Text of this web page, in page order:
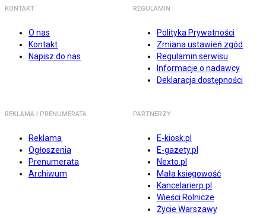
KONTAKT
O nas
Kontakt
Napisz do nas
REGULAMIN
Polityka Prywatności
Zmiana ustawień zgód
Regulamin serwisu
Informacje o nadawcy
Deklaracja dostępności
REKLAMA I PRENUMERATA
Reklama
Ogłoszenia
Prenumerata
Archiwum
PARTNERZY
E-kiosk.pl
E-gazety.pl
Nexto.pl
Mała księgowość
Kancelarierp.pl
Wieści Rolnicze
Życie Warszawy